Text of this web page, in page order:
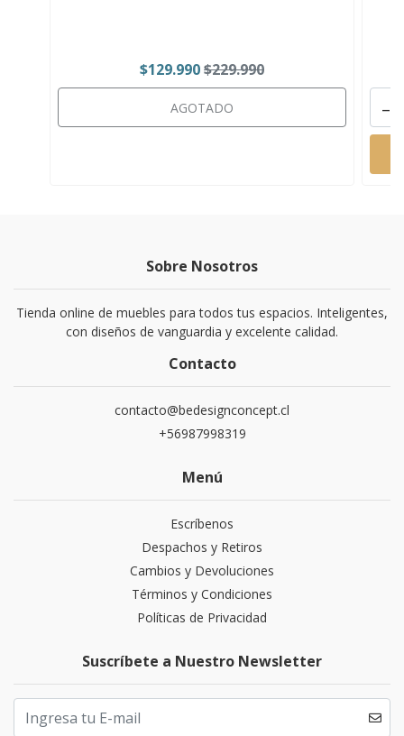
$129.990$229.990
AGOTADO -
Sobre Nosotros
Tienda online de muebles para todos tus espacios. Inteligentes,
con diseños de vanguardia y excelente calidad.
Contacto
contacto@bedesignconcept.cl
+56987998319
Menú
Escríbenos
Despachos y Retiros
Cambios y Devoluciones
Términos y Condiciones
Políticas de Privacidad
Suscríbete a Nuestro Newsletter